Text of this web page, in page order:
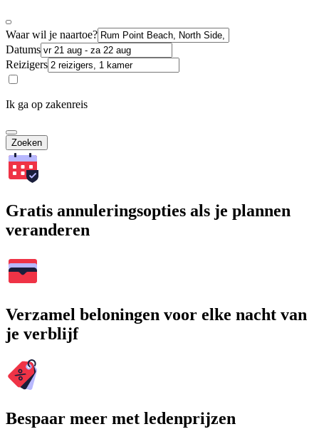
Waar wil je naartoe?
Datums
Reizigers
Ik ga op zakenreis
Zoeken
Gratis annuleringsopties als je plannen
veranderen
Verzamel beloningen voor elke nacht van
je verblijf
Bespaar meer met ledenprijzen